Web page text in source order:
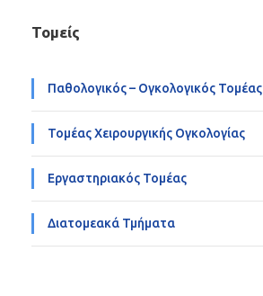
Τομείς
Παθολογικός – Ογκολογικός Τομέας
Τομέας Χειρουργικής Ογκολογίας
Εργαστηριακός Τομέας
Διατομεακά Τμήματα